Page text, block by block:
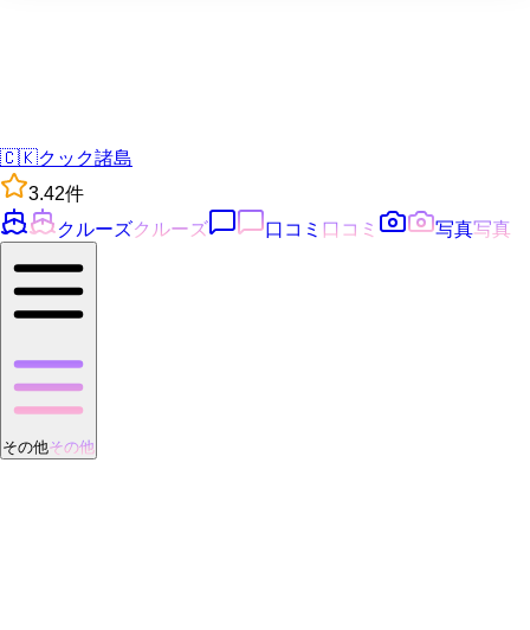
🇨🇰クック諸島
3.42件
クルーズクルーズ 口コミ 口コミ 写真写真
その他その他